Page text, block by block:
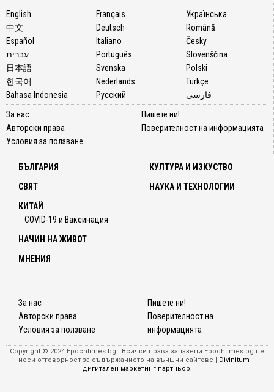
се
табло
English
中文
Español
עברית
日本語
한국어
Bahasa Indonesia
Français
Deutsch
Italiano
Português
Svenska
Nederlands
Русский
Українська
Română
Česky
Slovenščina
Polski
Türkçe
فارسی
За нас
Авторски права
Условия за ползване
Пишете ни!
Поверителност на информацията
БЪЛГАРИЯ
СВЯТ
КИТАЙ
COVID-19 и Ваксинация
КУЛТУРА И ИЗКУСТВО
НАУКА И ТЕХНОЛОГИИ
НАЧИН НА ЖИВОТ
МНЕНИЯ
За нас
Авторски права
Условия за ползване
Пишете ни!
Поверителност на
информацията
Copyright © 2024 Epochtimes.bg | Всички права запазени Epochtimes.bg не
носи отговорност за съдържанието на външни сайтове | Divinitum –
дигитален маркетинг партньор.